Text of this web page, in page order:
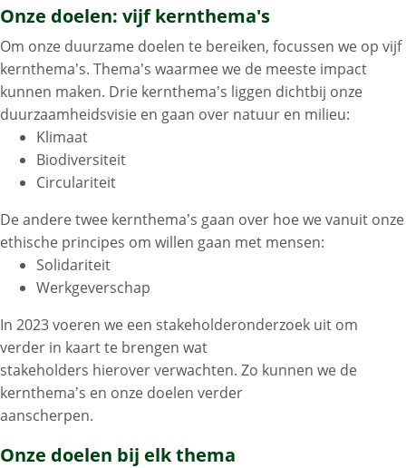
Onze doelen: vijf kernthema's
Om onze duurzame doelen te bereiken, focussen we op vijf
kernthema’s. Thema’s waarmee we de meeste impact
kunnen maken. Drie kernthema’s liggen dichtbij onze
duurzaamheidsvisie en gaan over natuur en milieu:
Klimaat
Biodiversiteit
Circulariteit
De andere twee kernthema’s gaan over hoe we vanuit onze
ethische principes om willen gaan met mensen:
Solidariteit
Werkgeverschap
In 2023 voeren we een stakeholderonderzoek uit om
verder in kaart te brengen wat
stakeholders hierover verwachten. Zo kunnen we de
kernthema’s en onze doelen verder
aanscherpen.
Onze doelen bij elk thema